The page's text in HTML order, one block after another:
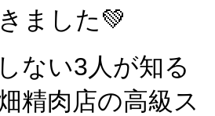
ました💚
ない3人が知る
精肉店の高級ス